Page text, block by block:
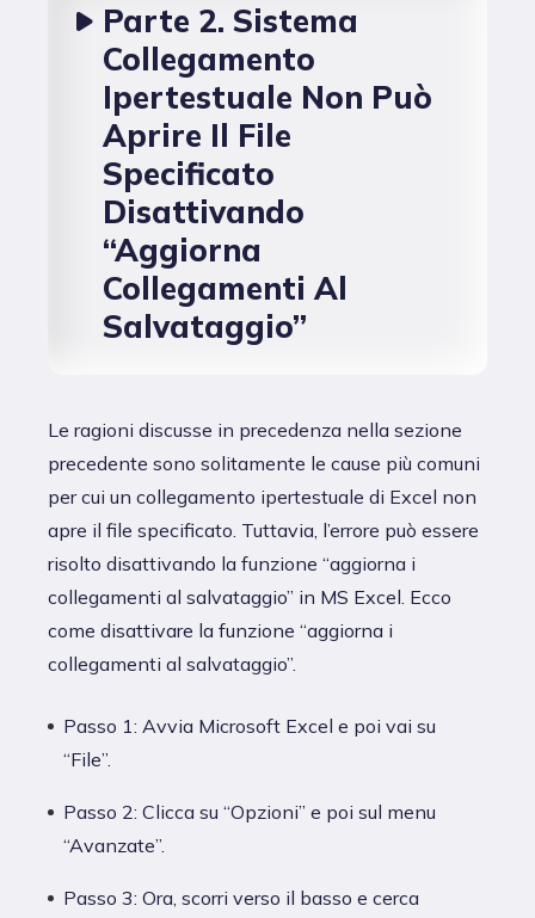
Parte 2. Sistema
Collegamento
Ipertestuale Non Può
Aprire Il File
Specificato
Disattivando
“Aggiorna
Collegamenti Al
Salvataggio”
Le ragioni discusse in precedenza nella sezione
precedente sono solitamente le cause più comuni
per cui un collegamento ipertestuale di Excel non
apre il file specificato. Tuttavia, l’errore può essere
risolto disattivando la funzione “aggiorna i
collegamenti al salvataggio” in MS Excel. Ecco
come disattivare la funzione “aggiorna i
collegamenti al salvataggio”.
Passo 1: Avvia Microsoft Excel e poi vai su
“File”.
Passo 2: Clicca su “Opzioni” e poi sul menu
“Avanzate”.
Passo 3: Ora, scorri verso il basso e cerca